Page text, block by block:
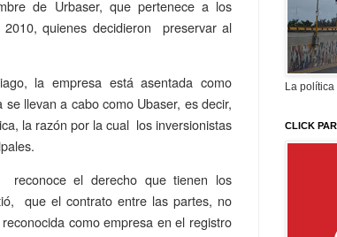
de Urbaser, que pertenece a los
quienes decidieron preservar al
la empresa está asentada como
llevan a cabo como Ubaser, es decir,
la razón por la cual los inversionistas
el derecho que tienen los
que el contrato entre las partes, no
como empresa en el registro
La
CLICK